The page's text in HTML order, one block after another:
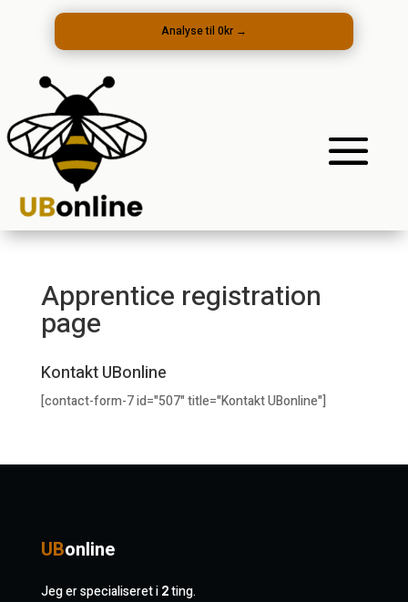
Analyse til 0kr →
Apprentice registration
page
Kontakt UBonline
[contact-form-7 id="507" title="Kontakt UBonline"]
UBonline
Jeg er specialiseret i2ting.